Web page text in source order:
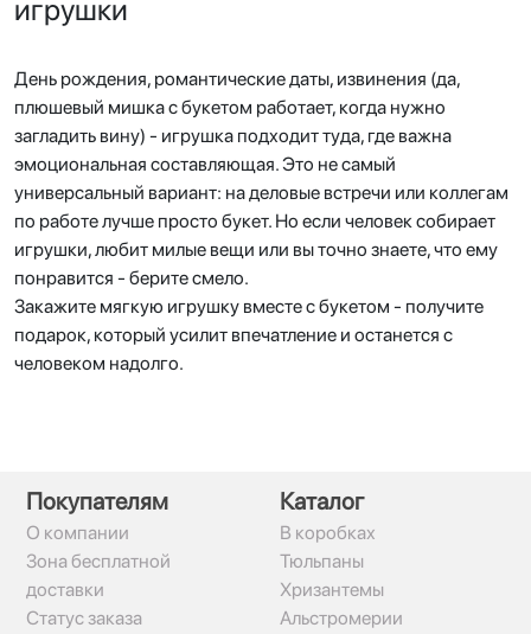
игрушки
День рождения, романтические даты, извинения (да,
плюшевый мишка с букетом работает, когда нужно
загладить вину) - игрушка подходит туда, где важна
эмоциональная составляющая. Это не самый
универсальный вариант: на деловые встречи или коллегам
по работе лучше просто букет. Но если человек собирает
игрушки, любит милые вещи или вы точно знаете, что ему
понравится - берите смело.
Закажите мягкую игрушку вместе с букетом - получите
подарок, который усилит впечатление и останется с
человеком надолго.
Покупателям
О компании
Зона бесплатной
доставки
Статус заказа
Каталог
В коробках
Тюльпаны
Хризантемы
Альстромерии